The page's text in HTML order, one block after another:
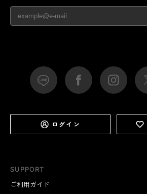
SUPPORT
ご利用ガイド
ログイン